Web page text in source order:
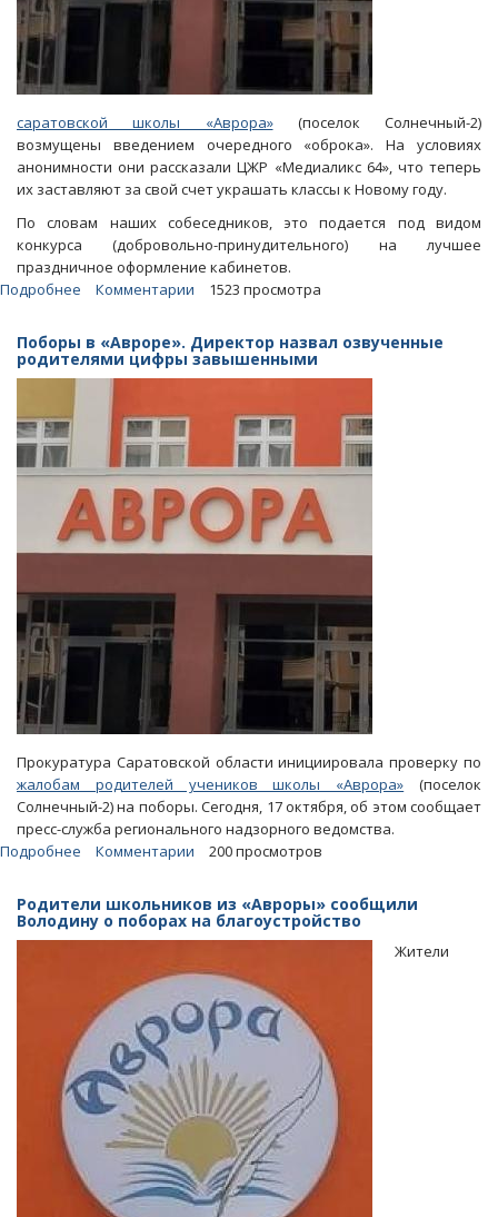
саратовской школы «Аврора»(поселок Солнечный-2)
возмущены введением очередного «оброка». На условиях
анонимности они рассказали ЦЖР «Медиаликс 64», что теперь
их заставляют за свой счет украшать классы к Новому году.
По словам наших собеседников, это подается под видом
конкурса (добровольно-принудительного) на лучшее
праздничное оформление кабинетов.
Подробнее
«Авроре»
для
родителей
школьников
установили
«новогодний
оброк»
Комментарии 1523 просмотра
Поборы в «Авроре». Директор назвал озвученные
родителями цифры завышенными
Прокуратура Саратовской области инициировала проверку по
жалобам родителей учеников школы «Аврора» (поселок
Солнечный-2) на поборы. Сегодня, 17 октября, об этом сообщает
пресс-служба регионального надзорного ведомства.
Подробнее
«Авроре».
Директор
озвученные
родителями
цифры
завышенными
Комментарии 200 просмотров
Родители школьников из «Авроры» сообщили
Володину о поборах на благоустройство
Жители